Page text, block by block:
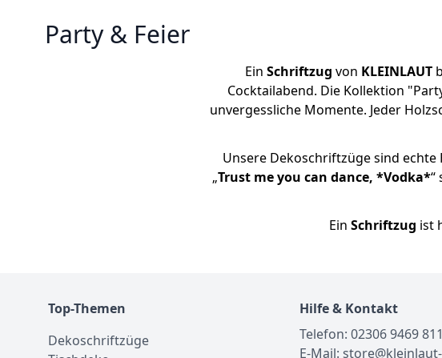
Party & Feier
EinSchriftzug von KLEINLAUT
Cocktailabend. Die Kollektion
unvergessliche Momente. Jeder
Unsere Dekoschriftzüge sind echte
„Trust me you can dance, *Vodka*“
Ein Schriftzug ist
Top-Themen
Dekoschriftzüge
Hilfe & Kontakt
Telefon: 02306 9469
E-Mail: